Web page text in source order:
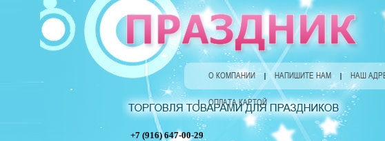
+7 (916) 647-00-29
О КОМПАНИИ НАПИШИТЕ НАМ НАШ
ОПЛАТА КАРТОЙ